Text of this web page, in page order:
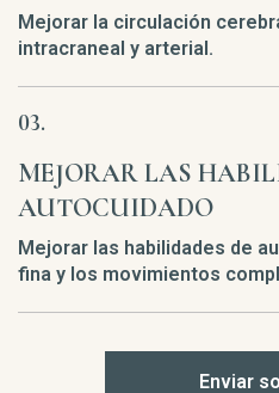
Mejorar la circulación
intracraneal y arterial.
MEJORAR LAS
AUTOCUIDADO
Mejorar las habilidades de
fina y los movimientos
Enviar